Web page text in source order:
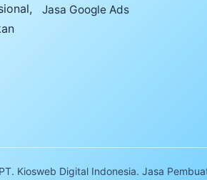
Jasa Google Ads
Kiosweb Digital Indonesia. Jasa